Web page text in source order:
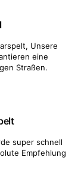
Unsere
eine
Straßen.
super schnell
Empfehlung